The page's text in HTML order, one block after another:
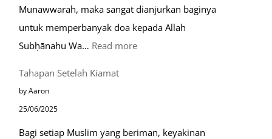
Munawwarah, maka sangat dianjurkan baginya
untuk memperbanyak doa kepada Allah
Subḥānahu Wa… Read more:
Tahapan Setelah Kiamat
by Aaron
25/06/2025
Bagi setiap Muslim yang beriman, keyakinan